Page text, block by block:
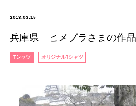
2013.03.15
兵庫県 ヒメプラさまの作品
Tシャツ オリジナルTシャツ